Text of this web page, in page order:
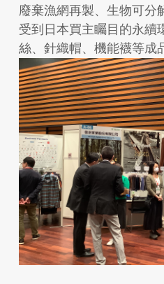
廢棄漁網再製、生物可分
受到日本買主矚目的永續
絲、針織帽、機能襪等成